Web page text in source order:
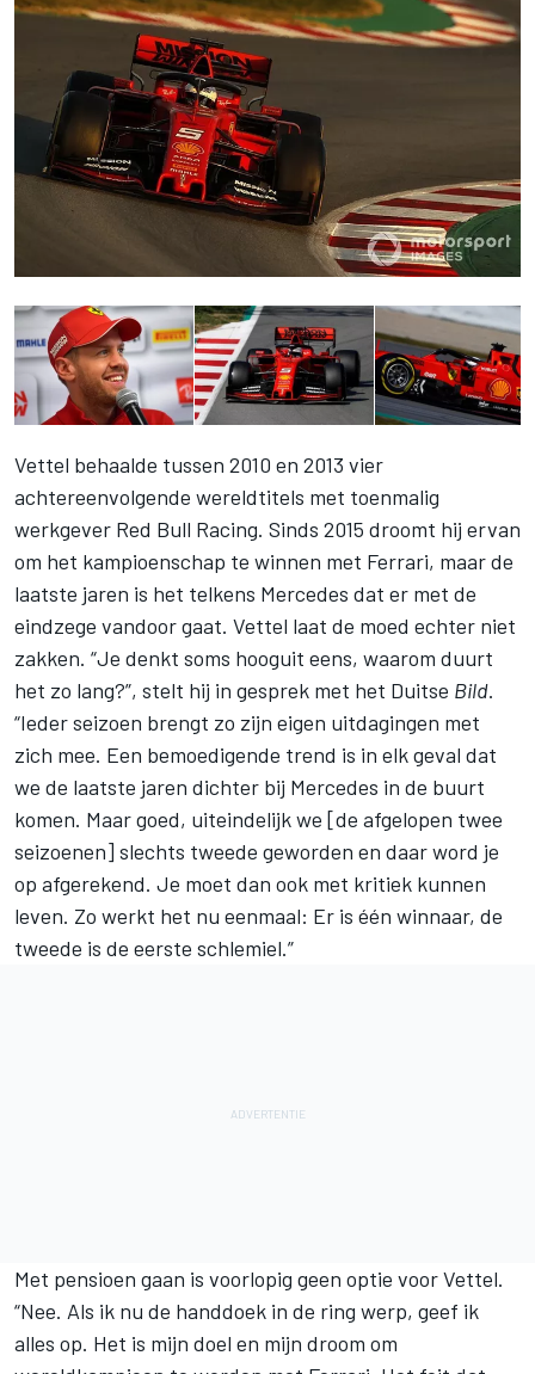
Vettel behaalde tussen 2010 en 2013 vier
achtereenvolgende wereldtitels met toenmalig
werkgever Red Bull Racing. Sinds 2015 droomt hij ervan
om het kampioenschap te winnen met Ferrari, maar de
laatste jaren is het telkens Mercedes dat er met de
eindzege vandoor gaat. Vettel laat de moed echter niet
zakken. “Je denkt soms hooguit eens, waarom duurt
het zo lang?”, stelt hij in gesprek met het Duitse Bild.
“Ieder seizoen brengt zo zijn eigen uitdagingen met
zich mee. Een bemoedigende trend is in elk geval dat
we de laatste jaren dichter bij Mercedes in de buurt
komen. Maar goed, uiteindelijk we [de afgelopen twee
seizoenen] slechts tweede geworden en daar word je
op afgerekend. Je moet dan ook met kritiek kunnen
leven. Zo werkt het nu eenmaal: Er is één winnaar, de
tweede is de eerste schlemiel.”
Met pensioen gaan is voorlopig geen optie voor Vettel.
“Nee. Als ik nu de handdoek in de ring werp, geef ik
alles op. Het is mijn doel en mijn droom om